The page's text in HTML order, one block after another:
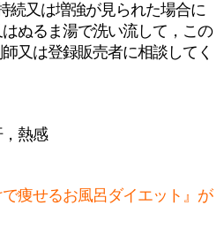
続又は増強が見られた場合に
ぬるま湯で洗い流して，この
又は登録販売者に相談してく
熱感
痩せるお風呂ダイエット』が